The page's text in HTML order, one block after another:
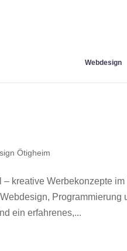
Webdesign
Ötigheim
kreative Werbekonzepte
Programmierung
ein erfahrenes,...